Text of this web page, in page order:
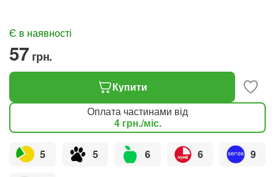
‍57‍ грн.
Є в наявності
Купити
Оплата частинами від
4 грн./міс.
5 5 6 6 9